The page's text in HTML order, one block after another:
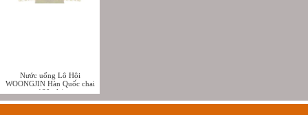
Nước uống Lô Hội
WOONGJIN Hàn Quốc chai
180ml (